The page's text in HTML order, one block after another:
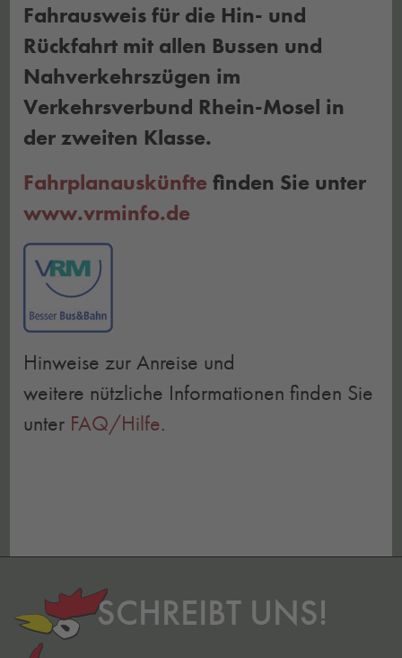
Fahrausweis für die Hin- und
Rückfahrt mit allen Bussen und
Nahverkehrszügen im
Verkehrsverbund Rhein-Mosel in
der zweiten Klasse.
Fahrplanauskünfte finden Sie unter
www.vrminfo.de
Hinweise zur Anreise und
weitere nützliche Informationen finden Sie
unter FAQ/Hilfe.
SCHREIBT UNS!